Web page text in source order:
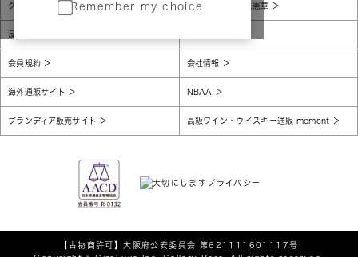
Remember my choice
グローバルプライバシーポリシー コンプライアンス憲章
反社会的勢力に対する基本方針
会員規約 会社情報
海外通販サイト NBAA
ブランディア販売サイト 高級ワイン・ウイスキー通販 moment
【古物商許可】大阪府公安委員会 第621111601117号